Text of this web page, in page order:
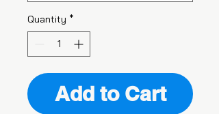
Quantity *
Add to Cart